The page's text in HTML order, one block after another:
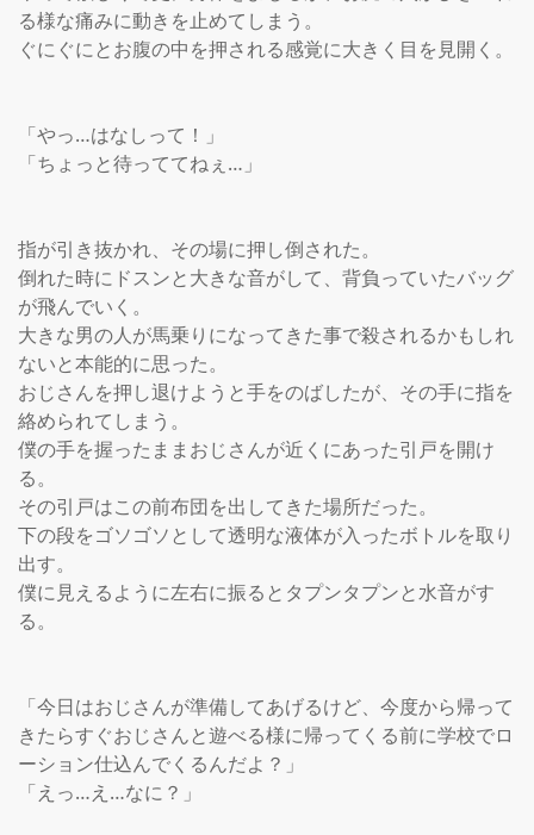
る様な痛みに動きを止めてしまう。
ぐにぐにとお腹の中を押される感覚に大きく目を見開く。
「やっ…はなしって！」
「ちょっと待っててねぇ…」
指が引き抜かれ、その場に押し倒された。
倒れた時にドスンと大きな音がして、背負っていたバッグ
が飛んでいく。
大きな男の人が馬乗りになってきた事で殺されるかもしれ
ないと本能的に思った。
おじさんを押し退けようと手をのばしたが、その手に指を
絡められてしまう。
僕の手を握ったままおじさんが近くにあった引戸を開け
る。
その引戸はこの前布団を出してきた場所だった。
下の段をゴソゴソとして透明な液体が入ったボトルを取り
出す。
僕に見えるように左右に振るとタプンタプンと水音がす
る。
「今日はおじさんが準備してあげるけど、今度から帰って
きたらすぐおじさんと遊べる様に帰ってくる前に学校でロ
ーション仕込んでくるんだよ？」
「えっ…え…なに？」